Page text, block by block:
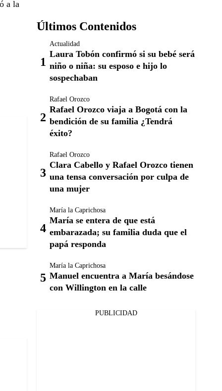
a la
Últimos Contenidos
Actualidad
Laura Tobón confirmó si su bebé será
niño o niña: su esposo e hijo lo
sospechaban
Rafael Orozco
Rafael Orozco viaja a Bogotá con la
bendición de su familia ¿Tendrá
éxito?
Rafael Orozco
Clara Cabello y Rafael Orozco tienen
una tensa conversación por culpa de
una mujer
María la Caprichosa
María se entera de que está
embarazada; su familia duda que el
papá responda
María la Caprichosa
Manuel encuentra a María besándose
con Willington en la calle
PUBLICIDAD